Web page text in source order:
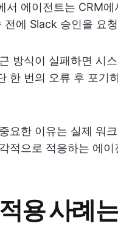
서 에이전트는 CRM
전에 Slack 승인을 요
방식이 실패하면 시
한 번의 오류 후 포기
요한 이유는 실제 워
적으로 적응하는 에
용 사례